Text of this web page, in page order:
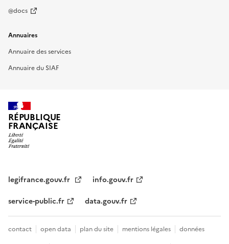
@docs
Annuaires
Annuaire des services
Annuaire du SIAF
RÉPUBLIQUE
FRANÇAISE
legifrance.gouv.fr
info.gouv.fr
service-public.fr
data.gouv.fr
contact open data plan du site mentions légales
données